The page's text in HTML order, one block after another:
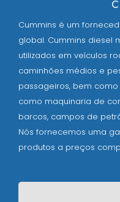
Cummins é um
global. Cummins diesel
utilizados em veículos
caminhões médios e
passageiros, bem
como maquinaria de
barcos, campos de
Nós fornecemos uma
produtos a preços